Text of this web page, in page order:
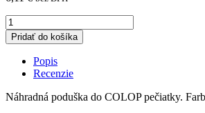
Náhr.poduška
COLOP
R40
čierna
quantity
Pridať do košíka
Popis
Recenzie
Náhradná poduška do COLOP pečiatky.